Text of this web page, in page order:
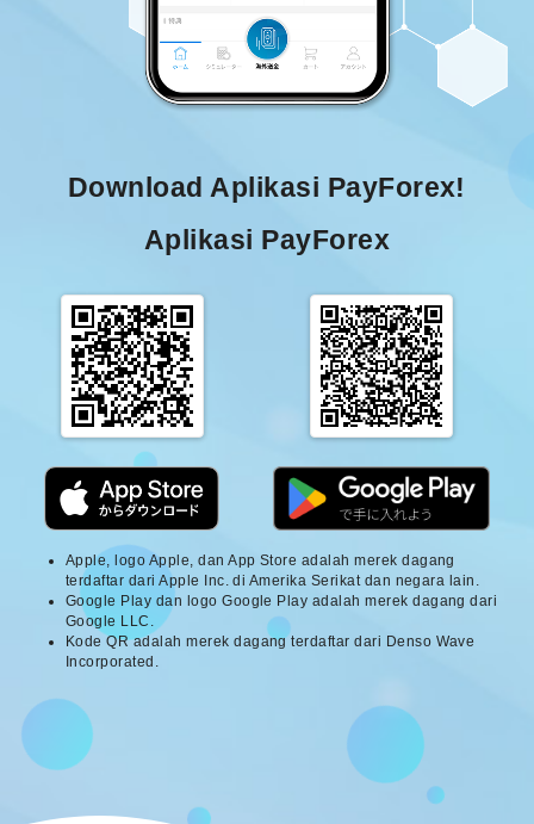
Download Aplikasi PayForex!
Aplikasi PayForex
Apple, logo Apple, dan App Store adalah merek dagang
terdaftar dari Apple Inc. di Amerika Serikat dan negara lain.
Google Play dan logo Google Play adalah merek dagang dari
Google LLC.
Kode QR adalah merek dagang terdaftar dari Denso Wave
Incorporated.